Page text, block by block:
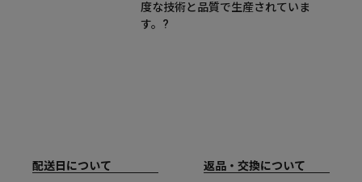
度な技術と品質で生産されていま
す。?
配送日について 返品・交換について